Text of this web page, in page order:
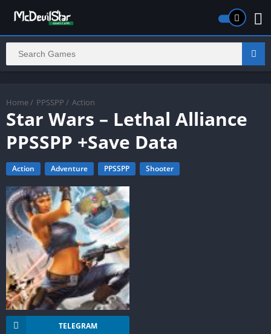
Home / PPSSPP / Action
Star Wars – Lethal Alliance
PPSSPP +Save Data
Action Adventure PPSSPP Shooter
TELEGRAM